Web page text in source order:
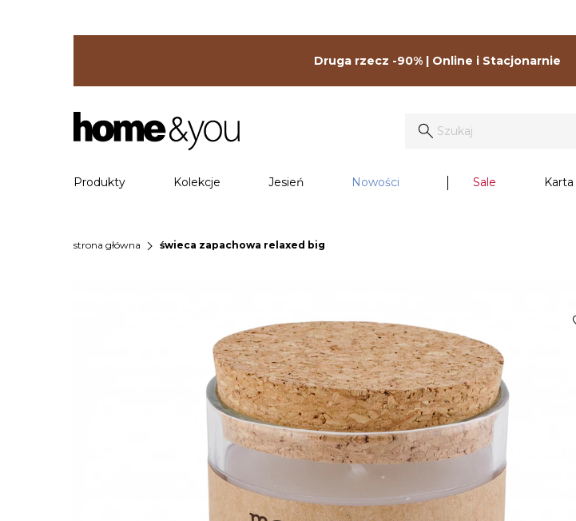
Druga rzecz -90% | Online i Stacjonarnie
Produkty Kolekcje Jesień Nowości Sale
strona główna chevron_right świeca zapachowa relaxed big